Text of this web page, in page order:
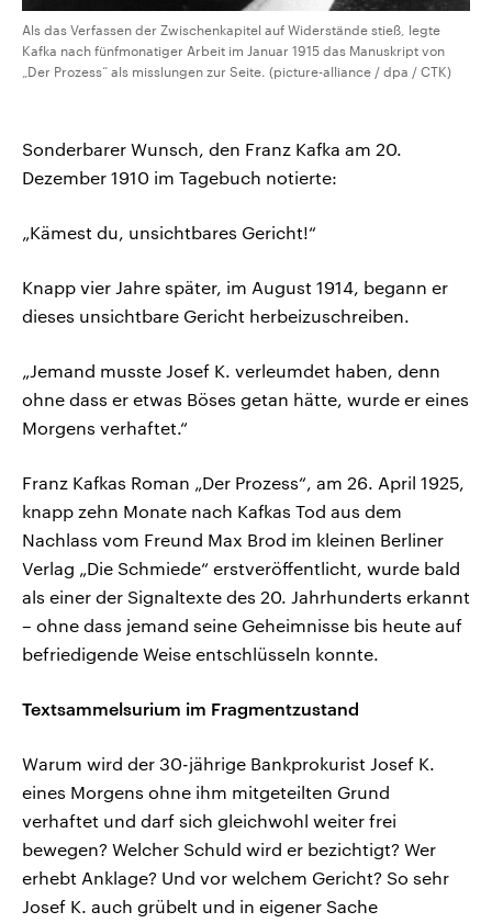
Als das Verfassen der Zwischenkapitel auf Widerstände stieß, legte
Kafka nach fünfmonatiger Arbeit im Januar 1915 das Manuskript von
„Der Prozess“ als misslungen zur Seite. (picture-alliance / dpa / CTK)
Sonderbarer Wunsch, den Franz Kafka am 20.
Dezember 1910 im Tagebuch notierte:
„Kämest du, unsichtbares Gericht!“
Knapp vier Jahre später, im August 1914, begann er
dieses unsichtbare Gericht herbeizuschreiben.
„Jemand musste Josef K. verleumdet haben, denn
ohne dass er etwas Böses getan hätte, wurde er eines
Morgens verhaftet.“
Franz Kafkas Roman „Der Prozess“, am 26. April 1925,
knapp zehn Monate nach Kafkas Tod aus dem
Nachlass vom Freund Max Brod im kleinen Berliner
Verlag „Die Schmiede“ erstveröffentlicht, wurde bald
als einer der Signaltexte des 20. Jahrhunderts erkannt
– ohne dass jemand seine Geheimnisse bis heute auf
befriedigende Weise entschlüsseln konnte.
Textsammelsurium im Fragmentzustand
Warum wird der 30-jährige Bankprokurist Josef K.
eines Morgens ohne ihm mitgeteilten Grund
verhaftet und darf sich gleichwohl weiter frei
bewegen? Welcher Schuld wird er bezichtigt? Wer
erhebt Anklage? Und vor welchem Gericht? So sehr
Josef K. auch grübelt und in eigener Sache